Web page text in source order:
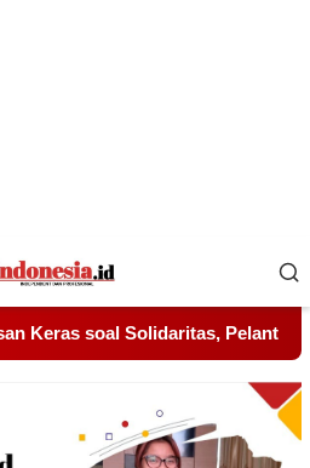
Gagak Hitam Jadi Sinyal